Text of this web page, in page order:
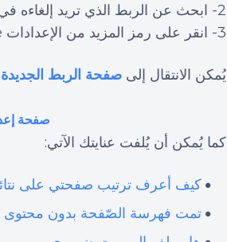
2- ابحث عن الربط الذي تريد إلغاءه في الجدول.
3- انقر على رمز المزيد من الإعدادات More ثم على إزالة الربط.
يُمكن الانتقال إلى صفحة الربط الجديدة
صفحة
كما يُمكن أن يُلفت عنايتك الآتي:
كيف أعرف ترتيب صفحتي على
تمت فهرسة الصّفحة بدون محتوى